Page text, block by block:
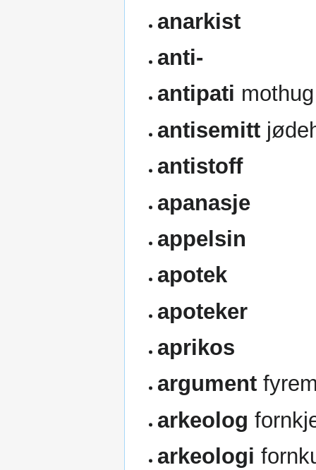
anarkist
anti-
antipati mothug
antisemitt
antistoff
apanasje
appelsin
apotek
apoteker
aprikos
argument
arkeolog
arkeologi